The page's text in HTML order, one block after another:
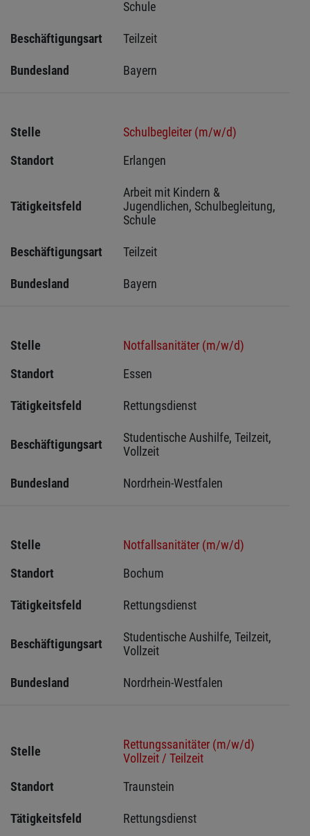
Schule
Beschäftigungsart Teilzeit
Bundesland Bayern
Stelle
Schulbegleiter (m/w/d)
Standort
Erlangen
Tätigkeitsfeld
Arbeit mit Kindern &
Jugendlichen, Schulbegleitung,
Schule
Beschäftigungsart Teilzeit
Bundesland Bayern
Stelle
Notfallsanitäter (m/w/d)
Standort
Essen
Tätigkeitsfeld Rettungsdienst
Beschäftigungsart
Studentische Aushilfe, Teilzeit,
Vollzeit
Bundesland Nordrhein-Westfalen
Stelle
Notfallsanitäter (m/w/d)
Standort
Bochum
Tätigkeitsfeld Rettungsdienst
Beschäftigungsart
Studentische Aushilfe, Teilzeit,
Vollzeit
Bundesland Nordrhein-Westfalen
Stelle
Rettungssanitäter (m/w/d)
Vollzeit / Teilzeit
Standort
Traunstein
Tätigkeitsfeld Rettungsdienst